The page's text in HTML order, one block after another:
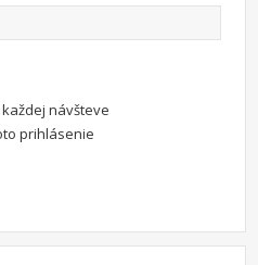
návšteve
prihlásenie